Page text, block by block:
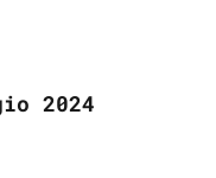
2024